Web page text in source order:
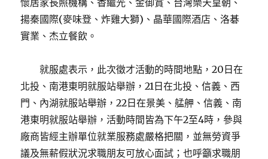
懷居家長照機構、香繼光、金御賞、台灣樂天皇朝、
揚秦國際(麥味登、炸雞大獅)、晶華國際酒店、洛碁
實業、杰立餐飲。
就服處表示，此次徵才活動的時間地點，20日在
北投、南港東明就服站舉辦，21日在北投、信義、西
門、內湖就服站舉辦，22日在景美、艋舺、信義、南
港東明就服站舉辦，活動時間皆為下午2至4時，參與
廠商皆經主辦單位就業服務處嚴格把關，並無勞資爭
議及無薪假狀況求職朋友可放心面試；也呼籲求職朋